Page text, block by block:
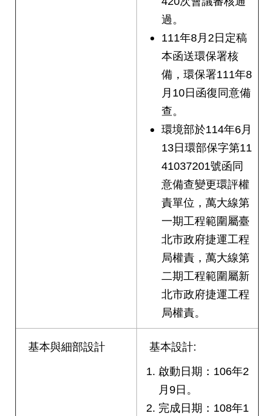
過。
111年8月2日定稿
本函送環保署核
備，環保署111年8
月10日函復同意備
查。
環境部於114年6月
13日環部保字第11
41037201號函同
意備查變更環評權
責單位，萬大線第
一期工程範圍屬臺
北市政府捷運工程
局權責，萬大線第
二期工程範圍屬新
北市政府捷運工程
局權責。
基本與細部設計
基本設計:
啟動日期：106年2
月9日。
完成日期：108年1